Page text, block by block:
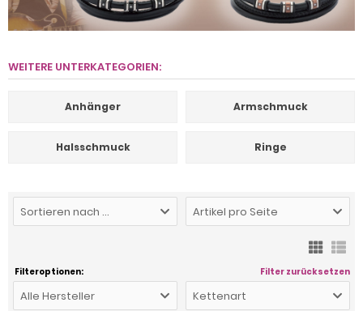
WEITERE UNTERKATEGORIEN:
Anhänger Armschmuck
Halsschmuck Ringe
Sortieren nach ... Artikel pro Seite
Filteroptionen: Filter zurücksetzen
Alle Hersteller Kettenart